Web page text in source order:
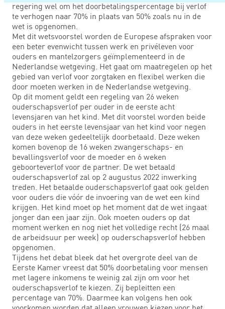
regering wel om het doorbetalingspercentage bij verlof
te verhogen naar 70% in plaats van 50% zoals nu in de
wet is opgenomen.
Met dit wetsvoorstel worden de Europese afspraken voor
een beter evenwicht tussen werk en privéleven voor
ouders en mantelzorgers geïmplementeerd in de
Nederlandse wetgeving. Het gaat om maatregelen op het
gebied van verlof voor zorgtaken en flexibel werken die
door moeten werken in de Nederlandse wetgeving.
Op dit moment geldt een regeling van 26 weken
ouderschapsverlof per ouder in de eerste acht
levensjaren van het kind. Met dit voorstel worden beide
ouders in het eerste levensjaar van het kind voor negen
van deze weken gedeeltelijk doorbetaald. Deze weken
komen bovenop de 16 weken zwangerschaps- en
bevallingsverlof voor de moeder en 6 weken
geboorteverlof voor de partner. De wet betaald
ouderschapsverlof zal op 2 augustus 2022 inwerking
treden. Het betaalde ouderschapsverlof gaat ook gelden
voor ouders die vóór de invoering van de wet een kind
krijgen. Het kind moet op het moment dat de wet ingaat
jonger dan een jaar zijn. Ook moeten ouders op dat
moment werken en nog niet het volledige recht (26 maal
de arbeidsuur per week) op ouderschapsverlof hebben
opgenomen.
Tijdens het debat bleek dat het overgrote deel van de
Eerste Kamer vreest dat 50% doorbetaling voor mensen
met lagere inkomens te weinig zal zijn om voor het
ouderschapsverlof te kiezen. Zij bepleitten een
percentage van 70%. Daarmee kan volgens hen ook